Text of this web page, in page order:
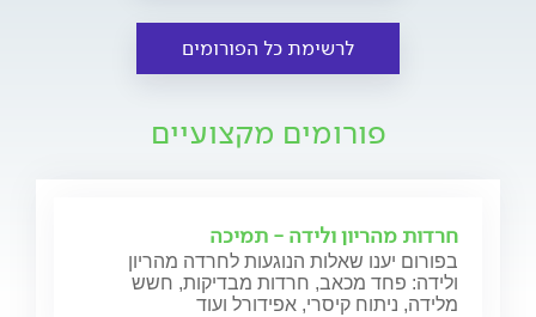
לרשימת כל הפורומים
פורומים מקצועיים
חרדות מהריון ולידה - תמיכה
בפורום יענו שאלות הנוגעות לחרדה מהריון
ולידה: פחד מכאב, חרדות מבדיקות, חשש
מלידה, ניתוח קיסרי, אפידורל ועוד